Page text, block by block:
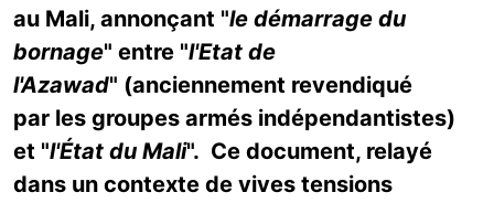
au Mali, annonçant "le démarrage du
bornage" entre "l'Etat de
l'Azawad" (anciennement revendiqué
par les groupes armés indépendantistes)
et "l'État du Mali". Ce document, relayé
dans un contexte de vives tensions